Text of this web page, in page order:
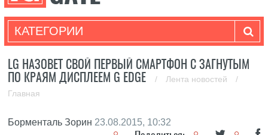
КАТЕГОРИИ
LG НАЗОВЕТ СВОЙ ПЕРВЫЙ СМАРТФОН С ЗАГНУТЫМ
ПО КРАЯМ ДИСПЛЕЕМ G EDGE
/ Лента новостей
/
Главная
Борменталь Зорин 23.08.2015, 10:32